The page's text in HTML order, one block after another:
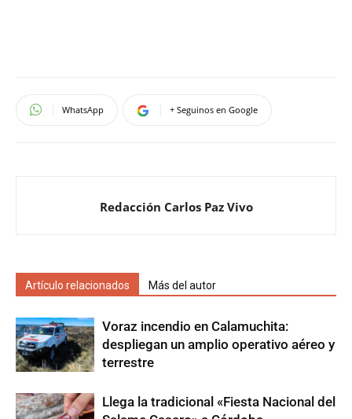
WhatsApp + Seguinos en Google
Redacción Carlos Paz Vivo
Artículo relacionados Más del autor
Voraz incendio en Calamuchita:
despliegan un amplio operativo aéreo y
terrestre
Llega la tradicional «Fiesta Nacional del